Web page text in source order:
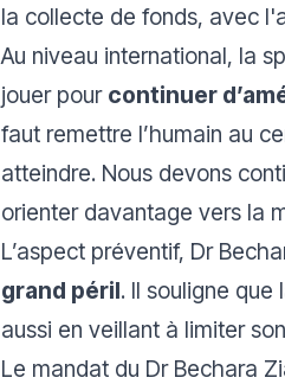
la collecte de fonds, avec
Au niveau international, la
jouer pour continuer
faut remettre l’humain au
atteindre. Nous devons
orienter davantage vers la
L’aspect préventif, Dr
grand péril. Il souligne
aussi en veillant à limiter
Le mandat du Dr Bechara